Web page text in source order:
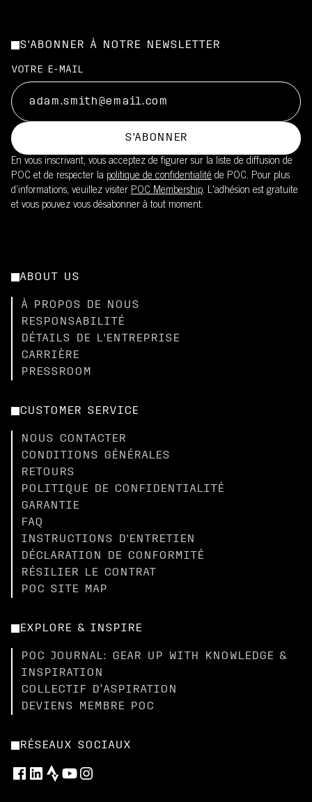
S'ABONNER À NOTRE NEWSLETTER
VOTRE E-MAIL
S'ABONNER
En vous inscrivant, vous acceptez de figurer sur la liste de diffusion de
POC et de respecter la politique de confidentialité de POC. Pour plus
d’informations, veuillez visiter POC Membership. L'adhésion est gratuite
et vous pouvez vous désabonner à tout moment.
ABOUT US
À PROPOS DE NOUS
RESPONSABILITÉ
DÉTAILS DE L'ENTREPRISE
CARRIÈRE
PRESSROOM
CUSTOMER SERVICE
NOUS CONTACTER
CONDITIONS GÉNÉRALES
RETOURS
POLITIQUE DE CONFIDENTIALITÉ
GARANTIE
FAQ
INSTRUCTIONS D'ENTRETIEN
DÉCLARATION DE CONFORMITÉ
RÉSILIER LE CONTRAT
POC SITE MAP
EXPLORE & INSPIRE
POC JOURNAL: GEAR UP WITH KNOWLEDGE &
INSPIRATION
COLLECTIF D’ASPIRATION
DEVIENS MEMBRE POC
RÉSEAUX SOCIAUX